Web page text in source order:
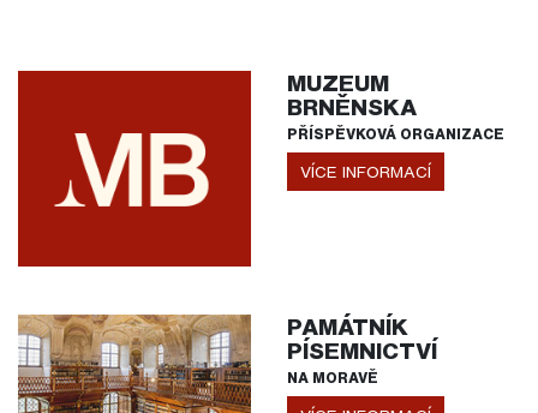
MUZEUM
BRNĚNSKA
PŘÍSPĚVKOVÁ ORGANIZACE
VÍCE INFORMACÍ
PAMÁTNÍK
PÍSEMNICTVÍ
NA MORAVĚ